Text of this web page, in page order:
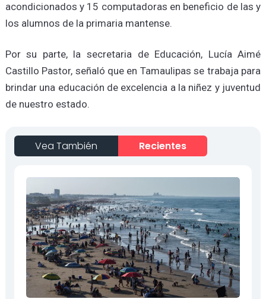
acondicionados y 15 computadoras en beneficio de las y
los alumnos de la primaria mantense.
Por su parte, la secretaria de Educación, Lucía Aimé
Castillo Pastor, señaló que en Tamaulipas se trabaja para
brindar una educación de excelencia a la niñez y juventud
de nuestro estado.
Vea También Recientes